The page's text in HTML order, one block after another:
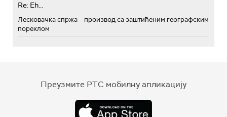
Re: Eh...
Лесковачка спржа – производ са заштићеним географским
пореклом
Преузмите РТС мобилну апликацију